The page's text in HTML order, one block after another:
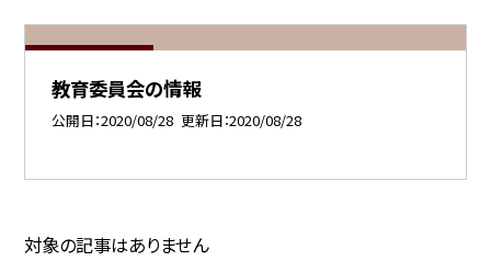
教育委員会の情報
公開日 2020/08/28 更新日 2020/08/28
対象の記事はありません